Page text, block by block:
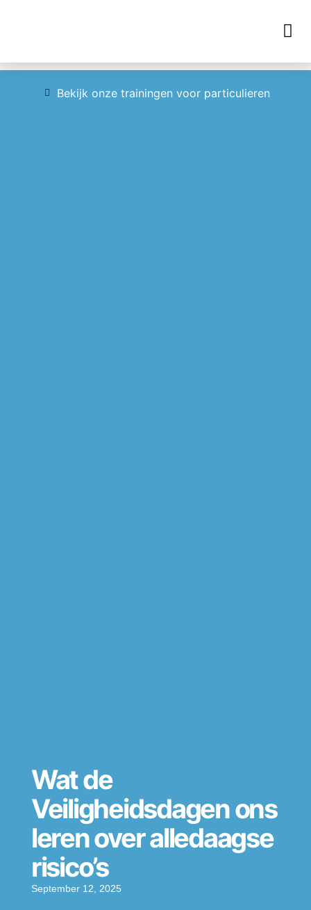
Bekijk onze trainingen voor particulieren
Wat de
Veiligheidsdagen ons
leren over alledaagse
risico’s
September 12, 2025